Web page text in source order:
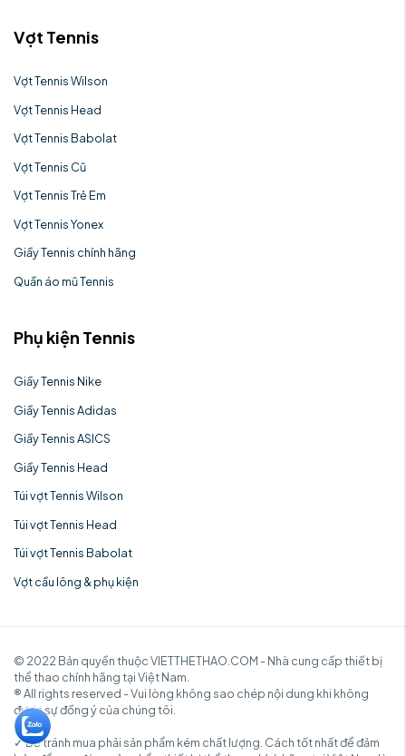
Vợt Tennis
Vợt Tennis Wilson
Vợt Tennis Head
Vợt Tennis Babolat
Vợt Tennis Cũ
Vợt Tennis Trẻ Em
Vợt Tennis Yonex
Giầy Tennis chính hãng
Quần áo mũ Tennis
Phụ kiện Tennis
Giầy Tennis Nike
Giầy Tennis Adidas
Giầy Tennis ASICS
Giầy Tennis Head
Túi vợt Tennis Wilson
Túi vợt Tennis Head
Túi vợt Tennis Babolat
Vợt cầu lông & phụ kiện
© 2022 Bản quyền thuộc VIETTHETHAO.COM - Nhà cung cấp thiết bị
thể thao chính hãng tại Việt Nam.
® All rights reserved - Vui lòng không sao chép nội dung khi không
được sự đồng ý của chúng tôi.
✓ Để tránh mua phải sản phẩm kém chất lượng. Cách tốt nhất để đảm